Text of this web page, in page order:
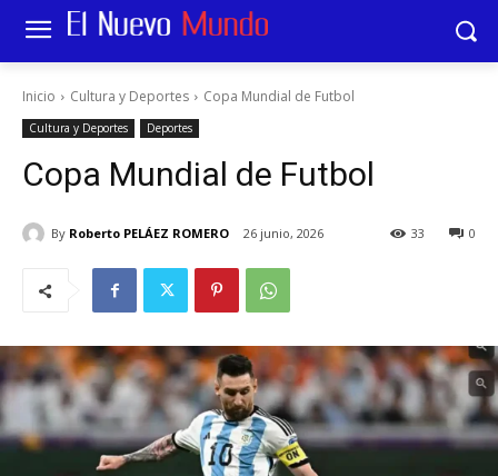
Inicio Cultura y Deportes Copa Mundial de Futbol
Cultura y Deportes Deportes
Copa Mundial de Futbol
By Roberto PELÁEZ ROMERO 26 junio, 2026 0
33